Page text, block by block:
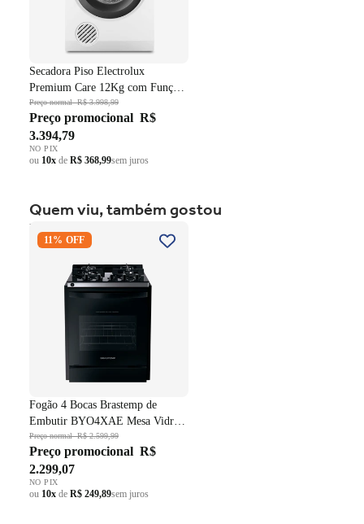
Secadora Piso Electrolux
Premium Care 12Kg com Função
AutoSense SFP12 Branco 220V
Preço normalR$ 3.998,99
Preço promocional R$
3.394,79
NO PIX
ou 10x de R$ 368,99sem juros
Quem viu, também gostou
Fogão 4 Bocas Brastemp de
Embutir BYO4XAE Mesa
Fundido Dupla Chama Preto
11% OFF
Fogão 4 Bocas Brastemp de
Embutir BYO4XAE Mesa Vidro
Grade em Ferro Fundido Dupla
Chama Preto Bivolt
Preço normalR$ 2.599,99
Preço promocional R$
2.299,07
NO PIX
ou 10x de R$ 249,89sem juros